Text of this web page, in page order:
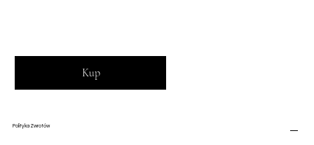
Kup
Polityka Zwrotów